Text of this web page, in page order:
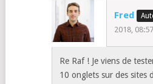
personnellement, je
(pour l’usage que j’en
aussi que Chrome OS a
dépend quand est-ce
pourrait qu’elle soit
que je suis en mode dév